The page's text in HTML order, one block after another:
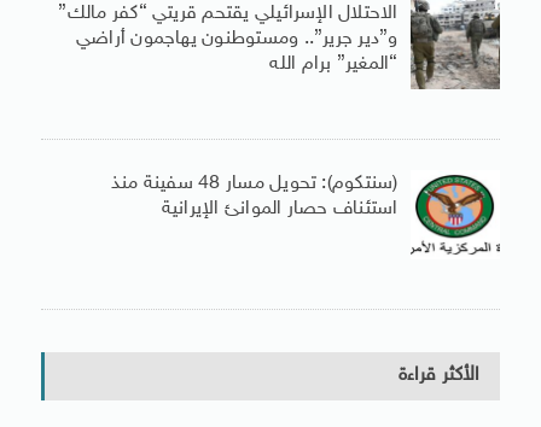
الاحتلال الإسرائيلي يقتحم قريتي “كفر مالك”
و”دير جرير”.. ومستوطنون يهاجمون أراضي
“المغير” برام الله
(سنتكوم): تحويل مسار 48 سفينة منذ
استئناف حصار الموانئ الإيرانية
الأكثر قراءة